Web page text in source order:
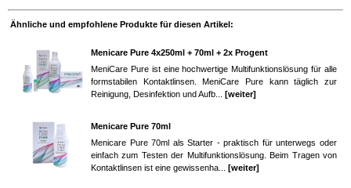
Ähnliche und empfohlene Produkte für diesen Artikel:
Menicare Pure 4x250ml + 70ml + 2x Progent
MeniCare Pure ist eine hochwertige Multifunktionslösung für alle
formstabilen Kontaktlinsen. MeniCare Pure kann täglich zur
Reinigung, Desinfektion und Aufb... [weiter]
Menicare Pure 70ml
Menicare Pure 70ml als Starter - praktisch für unterwegs oder
einfach zum Testen der Multifunktionslösung. Beim Tragen von
Kontaktlinsen ist eine gewissenha... [weiter]